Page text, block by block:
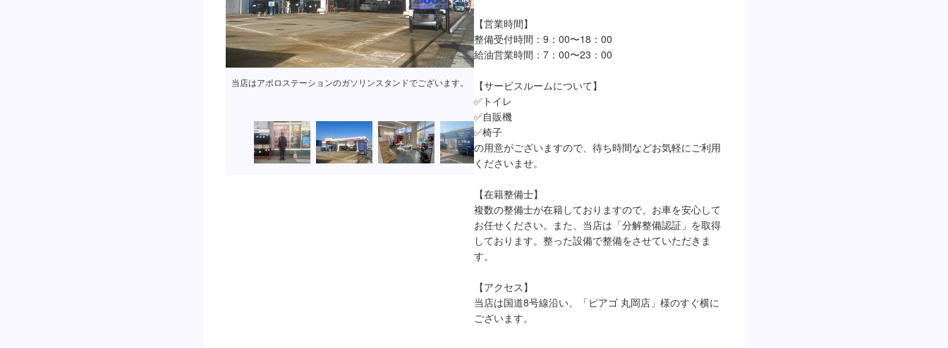
当店はアポロステーションのガソリンスタンドでございます。
【営業時間】
整備受付時間：9：00〜18：00
給油営業時間：7：00〜23：00
【サービスルームについて】
✅トイレ
✅自販機
✅椅子
の用意がございますので、待ち時間などお気軽にご利用
くださいませ。
【在籍整備士】
複数の整備士が在籍しておりますので、お車を安心して
お任せください。また、当店は「分解整備認証」を取得
しております。整った設備で整備をさせていただきま
す。
【アクセス】
当店は国道8号線沿い、「ピアゴ 丸岡店」様のすぐ横に
ございます。